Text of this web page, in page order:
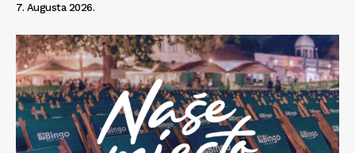
7. Augusta 2026.